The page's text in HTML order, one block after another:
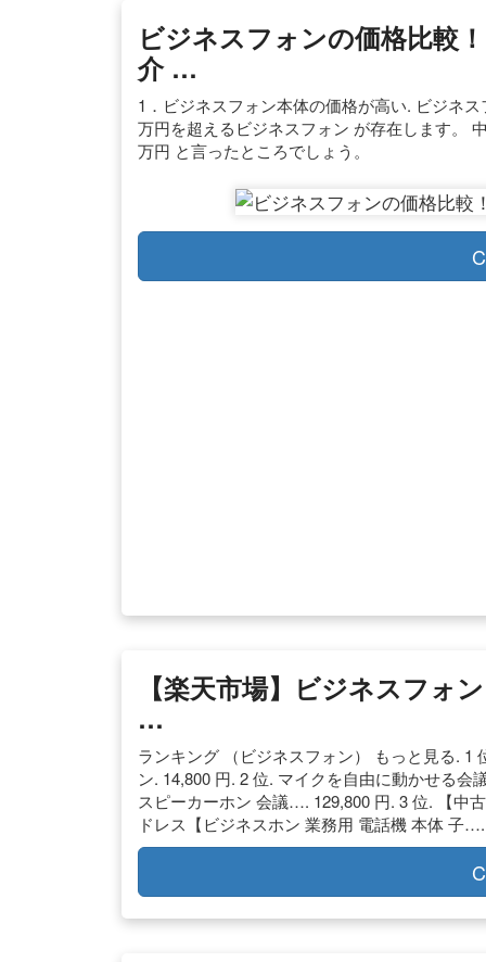
ビジネスフォンの価格比較
介 …
1．ビジネスフォン本体の価格が高い. ビジネ
万円を超えるビジネスフォン が存在します。
万円 と言ったところでしょう。
【楽天市場】ビジネスフォ
…
ランキング （ビジネスフォン） もっと見る. 1
ン. 14,800 円. 2 位. マイクを自由に動かせる
スピーカーホン 会議…. 129,800 円. 3 位. 【中
ドレス【ビジネスホン 業務用 電話機 本体 子….